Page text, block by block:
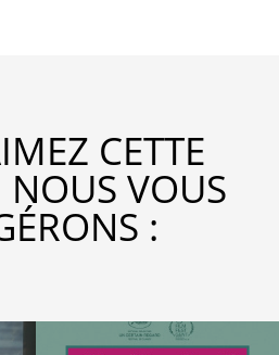
CETTE
NOUS VOUS
: